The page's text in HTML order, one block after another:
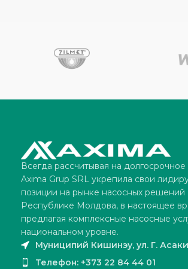
Всегда рассчитывая на
Axima Grup SRL укрепила свои
позиции на рынке насосных решений
Республике Молдова, в настоящее
предлагая комплексные насосные
национальном уровне.
Муниципий Кишинэу, ул. Г.
Телефон: +373 22 84 44 01